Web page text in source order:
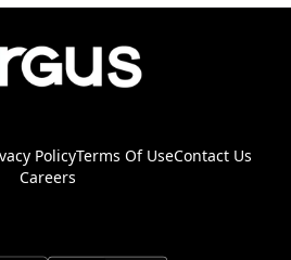
PolicyTerms Of UseContact Us
Careers